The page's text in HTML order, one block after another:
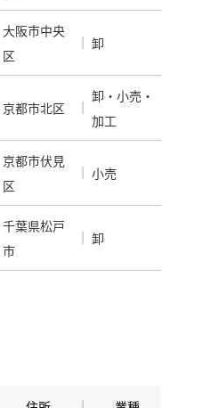
大阪市中央
区
卸
京都市北区
卸・小売・
加工
京都市伏見
区
小売
千葉県松戸
市
卸